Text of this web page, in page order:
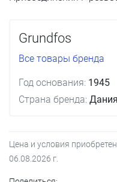
Grundfos
Все товары бренда
Год основания: 1945
Страна бренда: Дания
Цена и условия
06.08.2026 г.